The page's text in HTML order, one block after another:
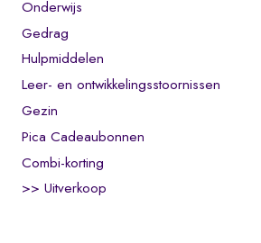
Onderwijs
Gedrag
Hulpmiddelen
Leer- en ontwikkelingsstoornissen
Gezin
Pica Cadeaubonnen
Combi-korting
>> Uitverkoop